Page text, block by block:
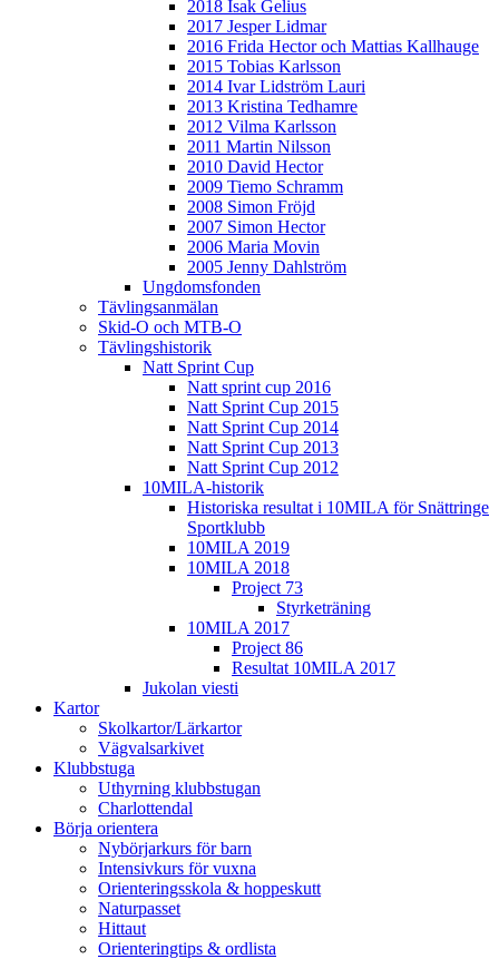
2018 Isak Gelius
2017 Jesper Lidmar
2016 Frida Hector och Mattias Kallhauge
2015 Tobias Karlsson
2014 Ivar Lidström Lauri
2013 Kristina Tedhamre
2012 Vilma Karlsson
2011 Martin Nilsson
2010 David Hector
2009 Tiemo Schramm
2008 Simon Fröjd
2007 Simon Hector
2006 Maria Movin
2005 Jenny Dahlström
Ungdomsfonden
Tävlingsanmälan
Skid-O och MTB-O
Tävlingshistorik
Natt Sprint Cup
Natt sprint cup 2016
Natt Sprint Cup 2015
Natt Sprint Cup 2014
Natt Sprint Cup 2013
Natt Sprint Cup 2012
10MILA-historik
Historiska resultat i 10MILA för Snättringe
Sportklubb
10MILA 2019
10MILA 2018
Project 73
Styrketräning
10MILA 2017
Project 86
Resultat 10MILA 2017
Jukolan viesti
Kartor
Skolkartor/Lärkartor
Vägvalsarkivet
Klubbstuga
Uthyrning klubbstugan
Charlottendal
Börja orientera
Nybörjarkurs för barn
Intensivkurs för vuxna
Orienteringsskola & hoppeskutt
Naturpasset
Hittaut
Orienteringtips & ordlista